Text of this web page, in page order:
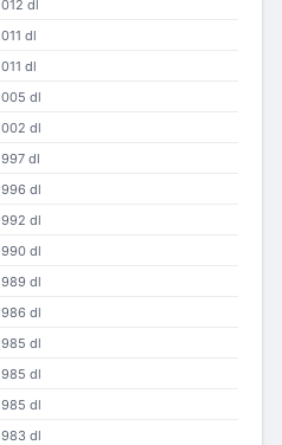
dl
dl
dl
dl
dl
dl
dl
dl
dl
dl
dl
dl
dl
dl
dl